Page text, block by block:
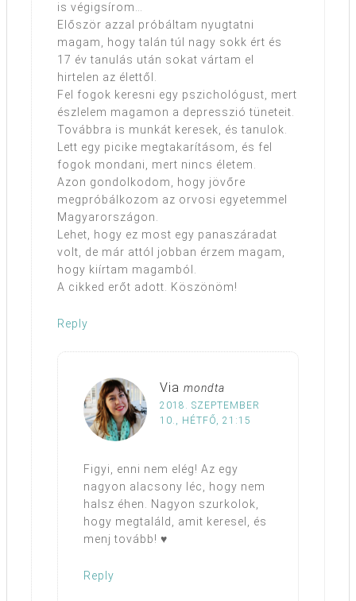
is végigsírom…
Először azzal próbáltam nyugtatni
magam, hogy talán túl nagy sokk ért és
17 év tanulás után sokat vártam el
hirtelen az élettől.
Fel fogok keresni egy pszichológust, mert
észlelem magamon a depresszió tüneteit.
Továbbra is munkát keresek, és tanulok.
Lett egy picike megtakarításom, és fel
fogok mondani, mert nincs életem.
Azon gondolkodom, hogy jövőre
megpróbálkozom az orvosi egyetemmel
Magyarországon.
Lehet, hogy ez most egy panaszáradat
volt, de már attól jobban érzem magam,
hogy kiírtam magamból.
A cikked erőt adott. Köszönöm!
Reply
Via mondta
2018. SZEPTEMBER
10., HÉTFŐ, 21:15
Figyi, enni nem elég! Az egy
nagyon alacsony léc, hogy nem
halsz éhen. Nagyon szurkolok,
hogy megtaláld, amit keresel, és
menj tovább! ♥
Reply